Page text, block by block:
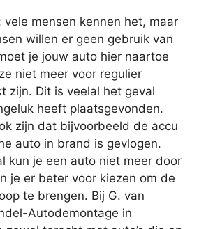
vele mensen kennen het, maar
willen er geen gebruik van
je jouw auto hier naartoe
niet meer voor regulier
zijn. Dit is veelal het geval
heeft plaatsgevonden.
zijn dat bijvoorbeeld de accu
auto in brand is gevlogen.
kun je een auto niet meer door
je er beter voor kiezen om de
te brengen. Bij G. van
Autodemontage in